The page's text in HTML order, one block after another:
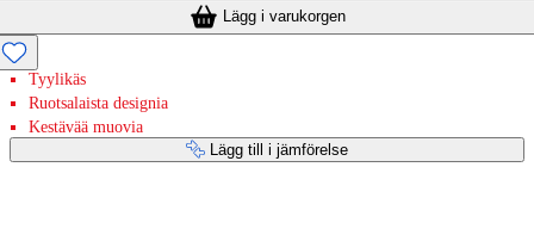
Lägg i varukorgen
Tyylikäs
Ruotsalaista designia
Kestävää muovia
Lägg till i jämförelse